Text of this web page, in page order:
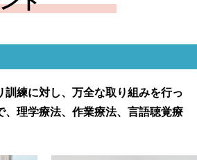
練に対し、万全な取り組みを行っ
理学療法、作業療法、言語聴覚療